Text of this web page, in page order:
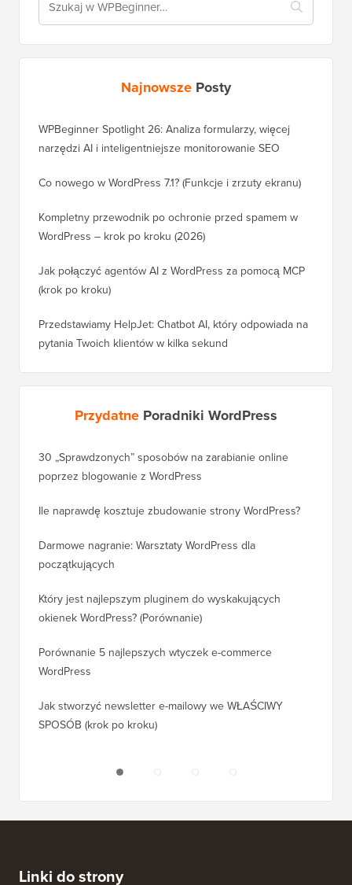
Najnowsze Posty
WPBeginner Spotlight 26: Analiza formularzy, więcej
narzędzi AI i inteligentniejsze monitorowanie SEO
Co nowego w WordPress 7.1? (Funkcje i zrzuty ekranu)
Kompletny przewodnik po ochronie przed spamem w
WordPress – krok po kroku (2026)
Jak połączyć agentów AI z WordPress za pomocą MCP
(krok po kroku)
Przedstawiamy HelpJet: Chatbot AI, który odpowiada na
pytania Twoich klientów w kilka sekund
Przydatne Poradniki WordPress
30 „Sprawdzonych” sposobów na zarabianie online
poprzez blogowanie z WordPress
Ile naprawdę kosztuje zbudowanie strony WordPress?
Darmowe nagranie: Warsztaty WordPress dla
początkujących
Który jest najlepszym pluginem do wyskakujących
okienek WordPress? (Porównanie)
Porównanie 5 najlepszych wtyczek e-commerce
WordPress
Jak stworzyć newsletter e-mailowy we WŁAŚCIWY
SPOSÓB (krok po kroku)
Linki do strony